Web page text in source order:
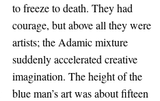
to freeze to death. They had
courage, but above all they were
artists; the Adamic mixture
suddenly accelerated creative
imagination. The height of the
blue man’s art was about fifteen